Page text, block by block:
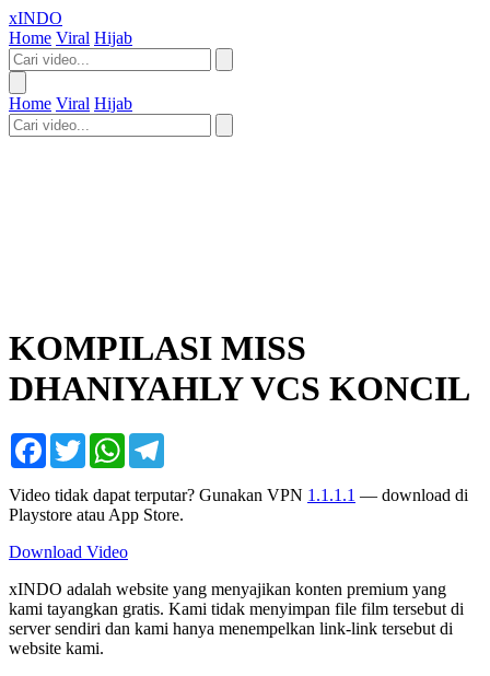
xINDO
Home Viral Hijab
Home Viral Hijab
KOMPILASI MISS
DHANIYAHLY VCS KONCIL
Facebook
TwitterWhatsApp
Video tidak dapat terputar? Gunakan VPN 1.1.1.1 — download di
Playstore atau App Store.
Download Video
xINDO adalah website yang menyajikan konten premium yang
kami tayangkan gratis. Kami tidak menyimpan file film tersebut di
server sendiri dan kami hanya menempelkan link-link tersebut di
website kami.